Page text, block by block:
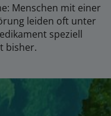
Menschen mit einer
leiden oft unter
speziell
bisher.